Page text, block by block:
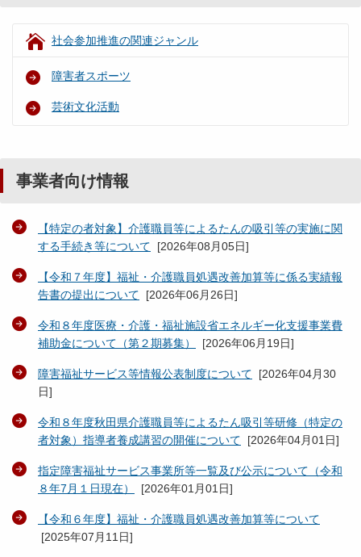
社会参加推進の関連ジャンル
障害者スポーツ
芸術文化活動
事業者向け情報
【特定の者対象】介護職員等によるたんの吸引等の実施に関
する手続き等について [2026年08月05日]
【令和７年度】福祉・介護職員処遇改善加算等に係る実績報
告書の提出について [2026年06月26日]
令和８年度医療・介護・福祉施設省エネルギー化支援事業費
補助金について（第２期募集）
[2026年06月19日]
障害福祉サービス等情報公表制度について [2026年04月30
日]
令和８年度秋田県介護職員等によるたん吸引等研修（特定の
者対象）指導者養成講習の開催について [2026年04月01日]
指定障害福祉サービス事業所等一覧及び公示について（令和
８年7月１日現在）
[2026年01月01日]
【令和６年度】福祉・介護職員処遇改善加算等について
[2025年07月11日]